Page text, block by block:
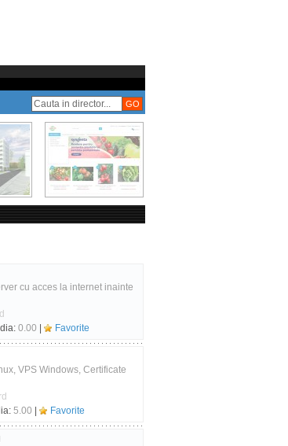
cu acces la internet inainte
0.00 Favorite
VPS Windows, Certificate
5.00 Favorite